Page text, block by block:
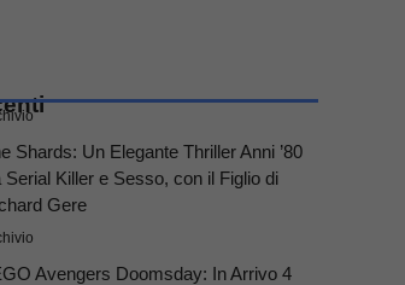
Shards: Un Elegante Thriller Anni ’80
Serial Killer e Sesso, con il Figlio di
Gere
Avengers Doomsday: In Arrivo 4